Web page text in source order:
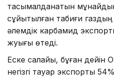
тасымалданатын
сұйытылған табиғи газдың
әлемдік карбамид
жуығы өтеді.
Еске салайық, бұған дейін
негізгі тауар экспорты